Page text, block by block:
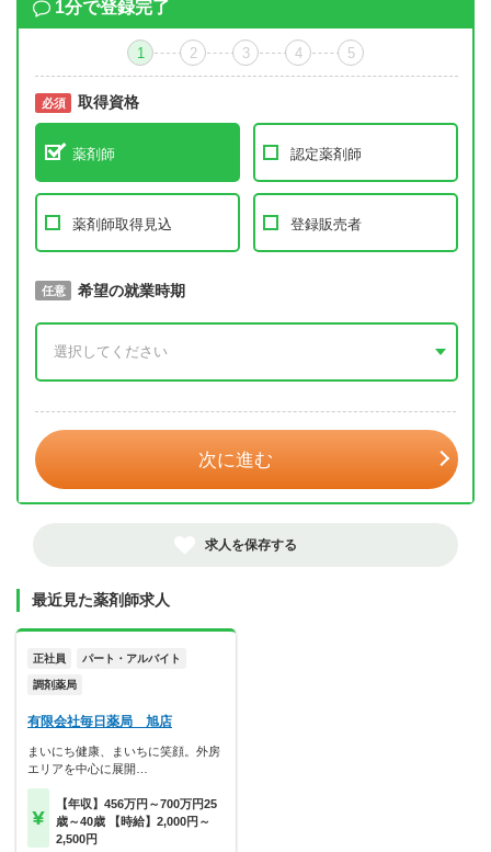
1分で登録完了
1 2 3 4 5
必須 取得資格
薬剤師 認定薬剤師
薬剤師取得見込 登録販売者
必須 取得予定年
任意 希望の就業時期
次に進む
求人を保存する
最近見た薬剤師求人
正社員 パート・アルバイト
調剤薬局
有限会社毎日薬局 旭店
まいにち健康、まいちに笑顔。外房
エリアを中心に展開…
【年収】456万円～700万円25
歳～40歳 【時給】2,000円～
2,500円